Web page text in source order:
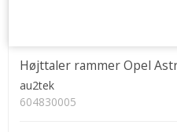
Højttaler rammer Opel
au2tek
604830005